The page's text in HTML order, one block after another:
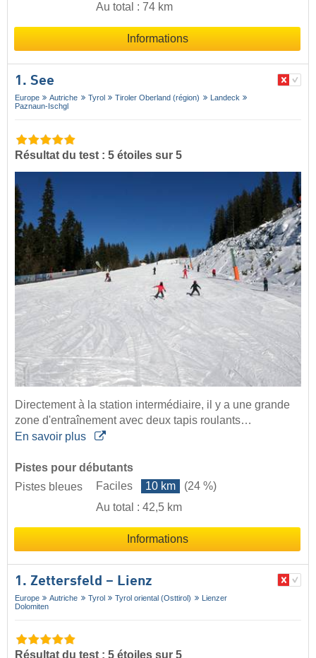
Au total : 74 km
Informations
1. See
Europe Autriche Tyrol Tiroler Oberland (région)
Landeck
Paznaun-Ischgl
Résultat du test : 5 étoiles sur 5
Directement à la station intermédiaire, il y a une grande
zone d'entraînement avec deux tapis roulants…
En savoir plus
Pistes pour débutants
Pistes bleues
Faciles 10 km
(24 %)
Au total : 42,5 km
Informations
1. Zettersfeld – Lienz
Europe Autriche Tyrol Tyrol oriental (Osttirol)
Lienzer
Dolomiten
Résultat du test : 5 étoiles sur 5